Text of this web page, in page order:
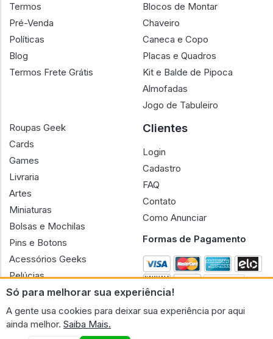
Só para melhorar sua experiência!
A gente usa cookies para deixar sua experiência por aqui
ainda melhor. Saiba Mais.
Termos
Pré-Venda
Políticas
Blog
Termos Frete Grátis
Blocos de Montar
Chaveiro
Caneca e Copo
Placas e Quadros
Kit e Balde de Pipoca
Almofadas
Jogo de Tabuleiro
Roupas Geek
Cards
Games
Livraria
Artes
Miniaturas
Bolsas e Mochilas
Pins e Botons
Acessórios Geeks
Pelúcias
Bonecas
Clientes
Login
Cadastro
FAQ
Contato
Como Anunciar
Formas de Pagamento